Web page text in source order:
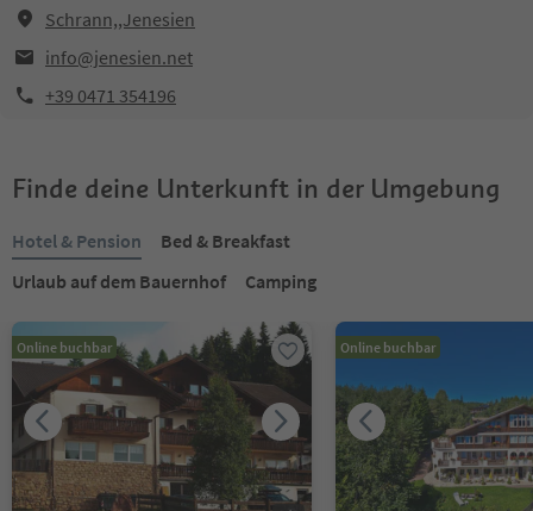
Schrann,,Jenesien
info@jenesien.net
+39 0471 354196
Finde deine Unterkunft in der Umgebung
Hotel & Pension
Bed & Breakfast
Urlaub auf dem Bauernhof
Camping
Online buchbar Online buchbar